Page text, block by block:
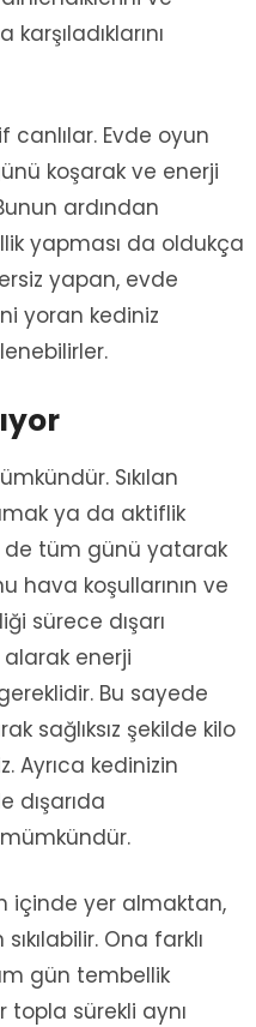
Evde oyun
koşarak ve enerji
ardından
yapması da oldukça
yapan, evde
yoran kediniz
Sıkılan
ya da aktiflik
tüm günü yatarak
hava koşullarının ve
sürece dışarı
alarak enerji
Bu sayede
sağlıksız şekilde kilo
Ayrıca kedinizin
dışarıda
içinde yer almaktan,
Ona farklı
gün tembellik
topla sürekli aynı